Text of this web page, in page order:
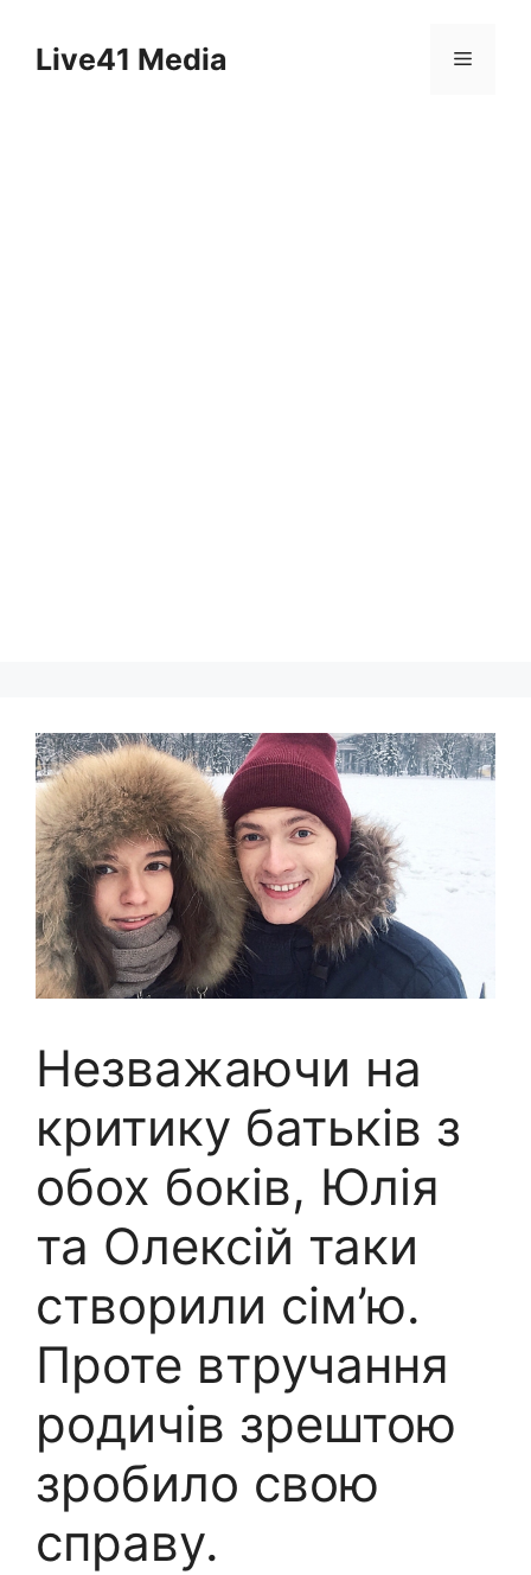
contentLive41 Media Menu
Незважаючи на
критику батьків з
обох боків, Юлія
та Олексій таки
створили сім’ю.
Проте втручання
родичів зрештою
зробило свою
справу.